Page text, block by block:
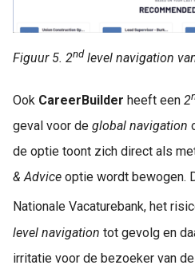
Figuur 5. 2nd level navigation
Ook CareerBuilder heeft een 2
geval voor de global navigation
de optie toont zich direct als
& Advice optie wordt bewogen.
Nationale Vacaturebank, het
level navigation tot gevolg en
irritatie voor de bezoeker van